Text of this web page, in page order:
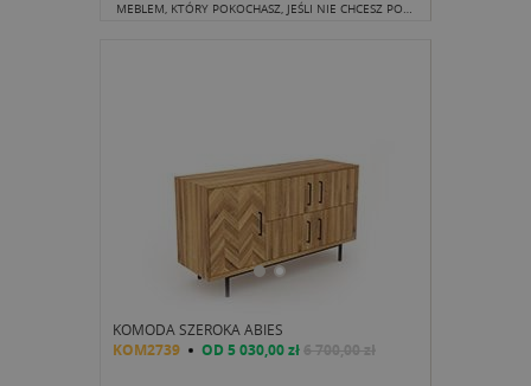
MEBLEM, KTÓRY POKOCHASZ, JEŚLI NIE CHCESZ POPAŚĆ W NUDNE STANDARDY JEST TA OTO KOMODA
KOMODA SZEROKA ABIES
KOM2739 OD 5 030,00 zł6 700,00 zł